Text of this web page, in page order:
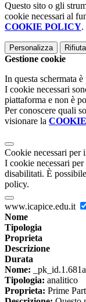
Questo sito o gli
cookie necessari al
COOKIE POLICY.
Personalizza
Gestione cookie
In questa schermata
I cookie necessari
piattaforma e non è
Per conoscere quali
visionare la
Cookie necessari per
I cookie necessari
disabilitati. È
policy.
www.icapice.edu.it
Nome
Tipologia
Proprieta
Descrizione
Durata
Nome: _pk_id.1.681a
Tipologia: analitico
Proprieta: Prime